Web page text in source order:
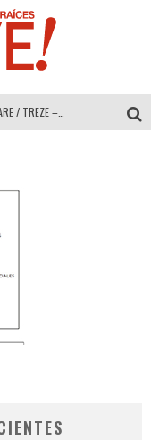
MULTIOFICINAS / AMOBLARE / TREZE – Especial Interiorismo & Decoración 2026